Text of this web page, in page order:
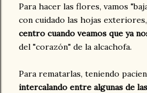
Para hacer las flores, vamos
con cuidado las hojas exteriores,
centro cuando veamos que ya
del "corazón" de la alcachofa.
Para rematarlas, teniendo
intercalando entre algunas de